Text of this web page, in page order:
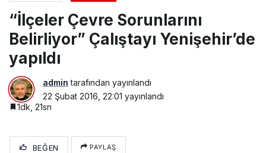
“İlçeler Çevre Sorunlarını
Belirliyor” Çalıştayı Yenişehir’de
yapıldı
admin tarafından yayınlandı
22 Şubat 2016, 22:01 yayınlandı
1dk, 21sn
BEĞEN PAYLAŞ